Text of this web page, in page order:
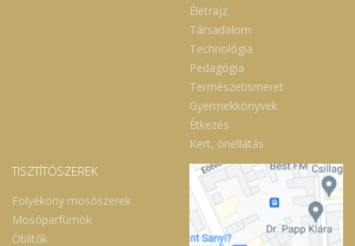
Életrajz
Társadalom
Technológia
Pedagógia
Természetismeret
Gyermekkönyvek
Étkezés
Kert, önellátás
TISZTÍTÓSZEREK
Folyékony mosószerek
Mosóparfümök
Öblítők